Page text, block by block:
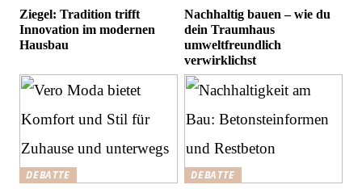
Ziegel: Tradition trifft
Innovation im modernen
Hausbau
Nachhaltig bauen – wie du
dein Traumhaus
umweltfreundlich
verwirklichst
DEBATTE DEBATTE